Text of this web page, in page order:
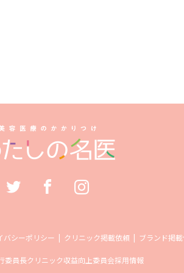
バシーポリシー クリニック掲載依頼 ブランド掲
委員長クリニック収益向上委員会採用情報